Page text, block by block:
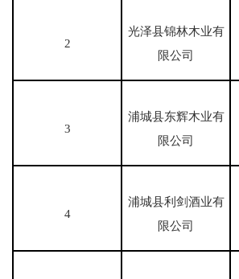
2
光泽县锦林木业有
限公司
3
浦城县东辉木业有
限公司
4
浦城县利剑酒业有
限公司